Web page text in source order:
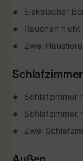
Elektrischer
Rauchen nicht
Zwei
Schlafzimmer
Schlafzimmer
Schlafzimmer
Zwei